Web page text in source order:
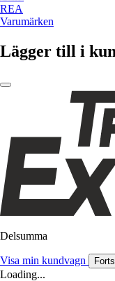
REA
Varumärken
Lägger till i
Delsumma
Visa min kundvagn
Loading...